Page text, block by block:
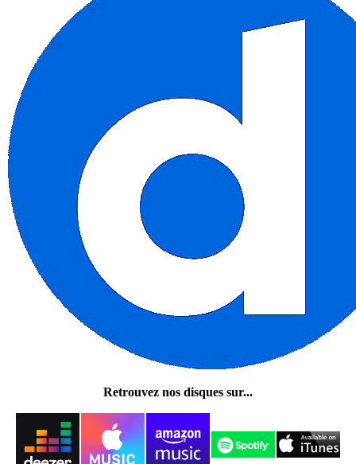
Retrouvez nos disques sur...